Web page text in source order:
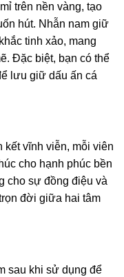
trên nền vàng, tạo
hút. Nhẫn nam giữ
tinh xảo, mang
Đặc biệt, bạn có thể
lưu giữ dấu ấn cá
vĩnh viễn, mỗi viên
cho hạnh phúc bền
cho sự đồng điệu và
đời giữa hai tâm
sau khi sử dụng để